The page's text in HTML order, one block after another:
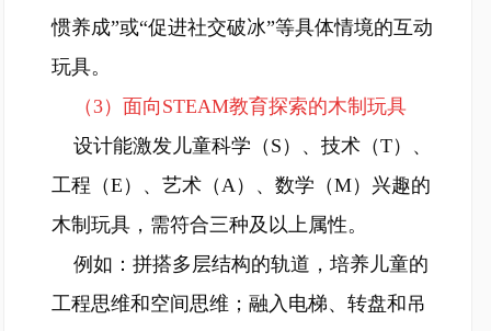
惯养成”或“促进社交破冰”等具体情境的互动
玩具。
（3）面向STEAM教育探索的木制玩具
设计能激发儿童科学（S）、技术（T）、
工程（E）、艺术（A）、数学（M）兴趣的
木制玩具，需符合三种及以上属性。
例如：拼搭多层结构的轨道，培养儿童的
工程思维和空间思维；融入电梯、转盘和吊